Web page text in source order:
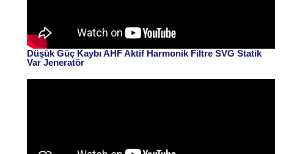
Düşük Güç Kaybı AHF Aktif Harmonik Filtre SVG Statik
Var Jeneratör